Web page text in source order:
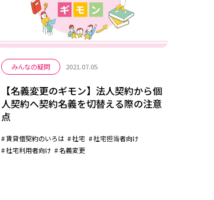
みんなの疑問 2021.07.05
【名義変更のギモン】法人契約から個
人契約へ契約名義を切替える際の注意
点
賃貸借契約のいろは 社宅
社宅担当者向け
社宅利用者向け
名義変更